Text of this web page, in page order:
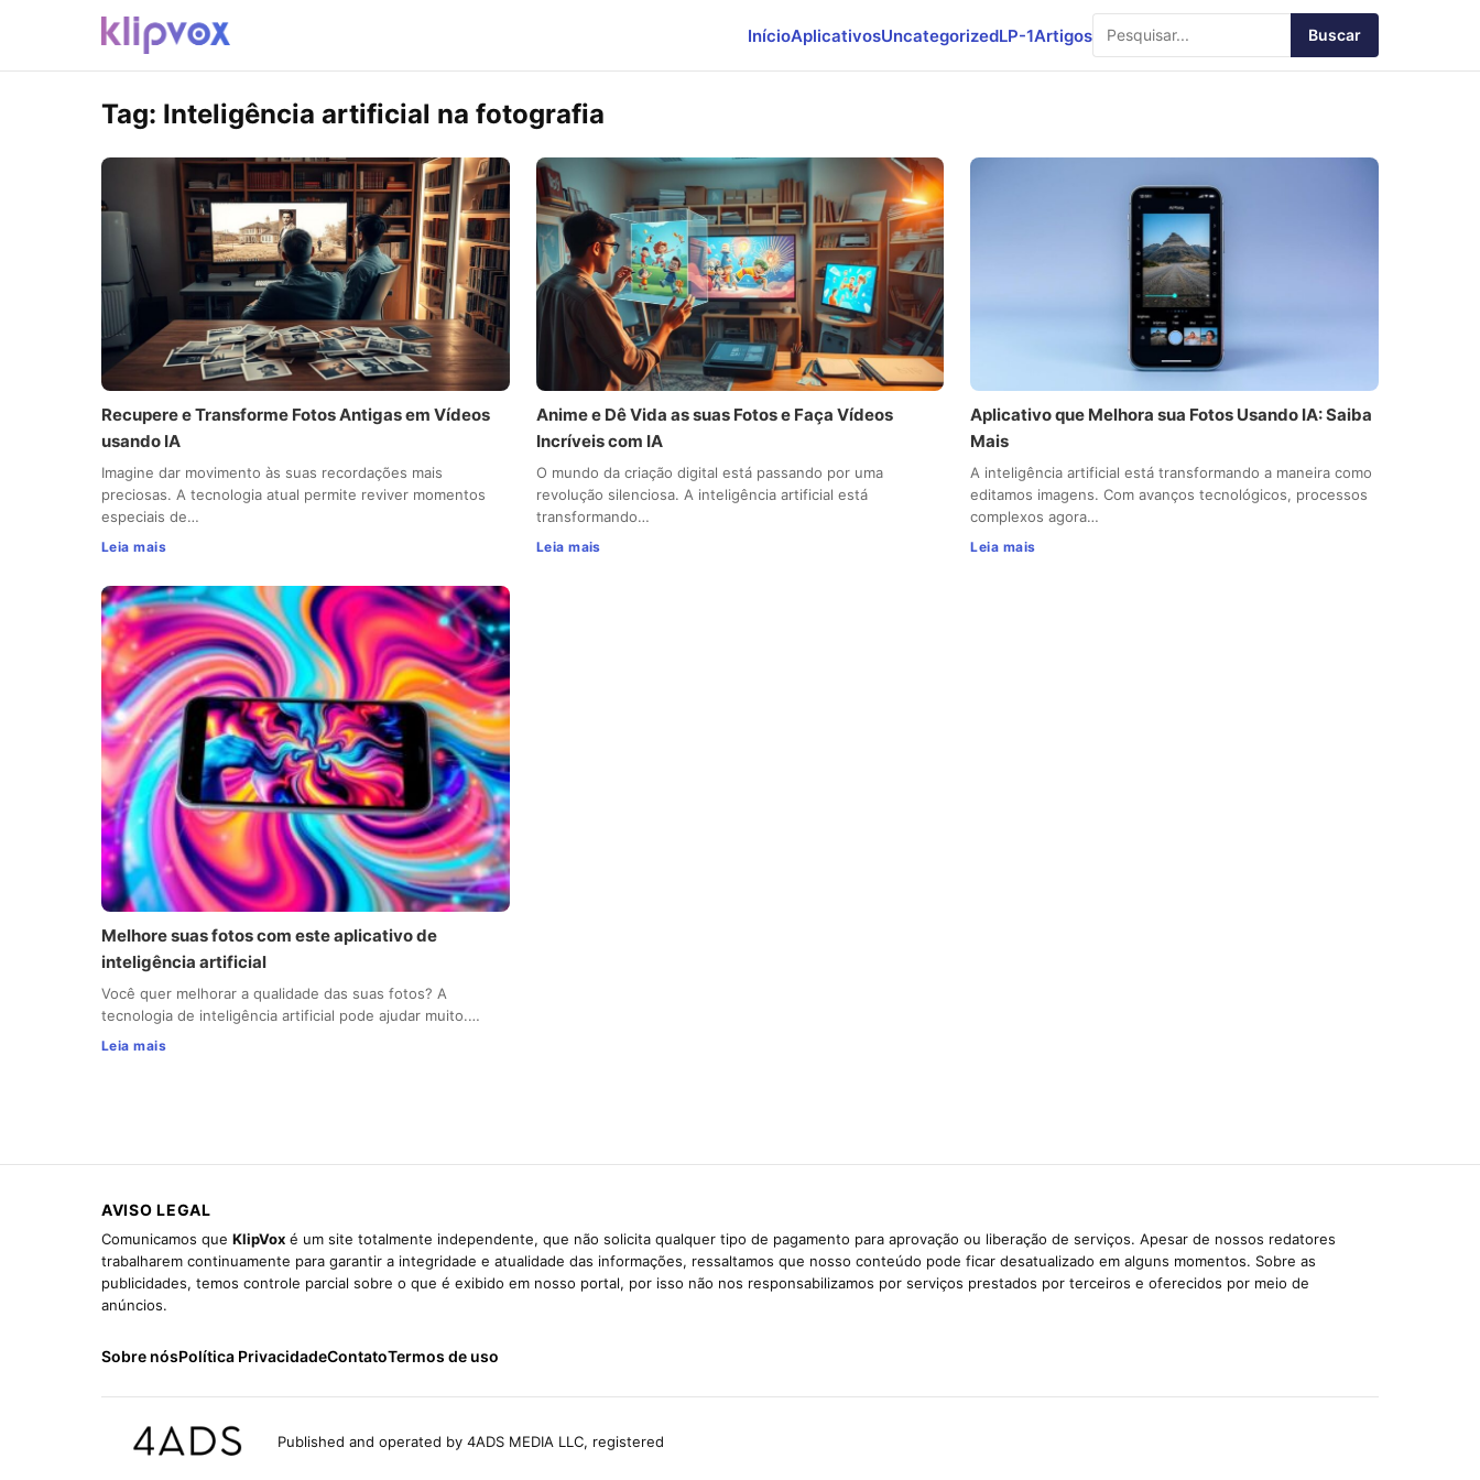
InícioAplicativosUncategorizedLP-1Artigos Buscar
Tag: Inteligência artificial na fotografia
Recupere e Transforme Fotos Antigas em Vídeos
usando IA
Imagine dar movimento às suas recordações mais
preciosas. A tecnologia atual permite reviver momentos
especiais de…
Leia mais
Anime e Dê Vida as suas Fotos e Faça Vídeos
Incríveis com IA
O mundo da criação digital está passando por uma
revolução silenciosa. A inteligência artificial está
transformando…
Leia mais
Aplicativo que Melhora sua Fotos Usando IA: Saiba
Mais
A inteligência artificial está transformando a maneira como
editamos imagens. Com avanços tecnológicos, processos
complexos agora…
Leia mais
Melhore suas fotos com este aplicativo de
inteligência artificial
Você quer melhorar a qualidade das suas fotos? A
tecnologia de inteligência artificial pode ajudar muito.…
Leia mais
AVISO LEGAL
Comunicamos que KlipVox é um site totalmente independente, que não solicita qualquer tipo de pagamento para aprovação ou liberação de serviços. Apesar de nossos redatores
trabalharem continuamente para garantir a integridade e atualidade das informações, ressaltamos que nosso conteúdo pode ficar desatualizado em alguns momentos. Sobre as
publicidades, temos controle parcial sobre o que é exibido em nosso portal, por isso não nos responsabilizamos por serviços prestados por terceiros e oferecidos por meio de
anúncios.
Sobre nósPolítica PrivacidadeContatoTermos de uso
Published and operated by 4ADS MEDIA LLC, registered